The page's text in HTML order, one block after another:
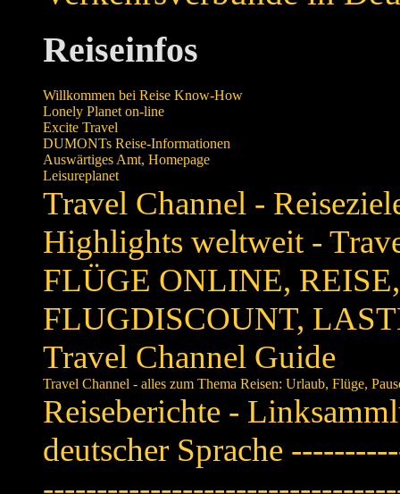
Reiseinfos
Willkommen bei Reise Know-How
Lonely Planet on-line
Excite Travel
DUMONTs Reise-Informationen
Auswärtiges Amt, Homepage
Leisureplanet
Travel Channel -
Highlights weltweit -
FLÜGE ONLINE,
FLUGDISCOUNT,
Travel Channel Guide
Travel Channel - alles zum Thema Reisen: Urlaub, Flüge,
Reiseberichte -
deutscher Sprache